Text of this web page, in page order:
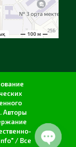
Авторы
/ Все